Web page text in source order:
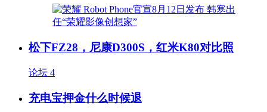
松下FZ28，尼康D300S，红米K80对比照
论坛 4
充电宝押金什么时候退